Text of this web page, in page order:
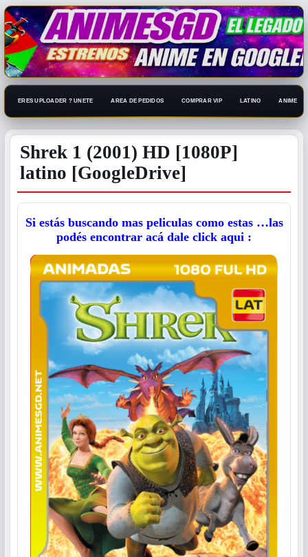
ERES UPLOADER ? UNETE AREA DE PEDIDOS COMPRAR VIP LATINO ANIME
Shrek 1 (2001) HD [1080P]
latino [GoogleDrive]
Si estás buscando mas peliculas como estas …las
podés encontrar acá dale click aqui :